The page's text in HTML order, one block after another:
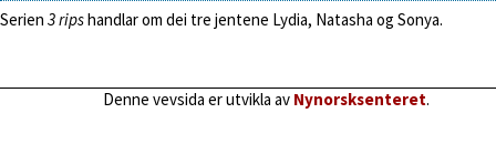
Serien 3 ripshandlar om dei tre jentene Lydia, Natasha og Sonya.
Denne vevsida er utvikla av Nynorsksenteret.